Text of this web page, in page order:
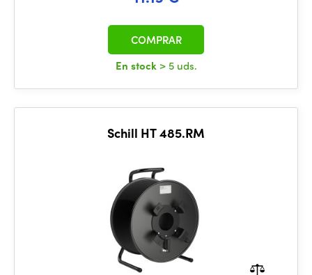
En stock > 5 uds.
COMPRAR
Schill HT 485.RM